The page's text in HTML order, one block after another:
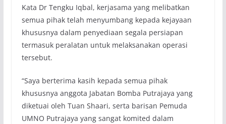
Kata Dr Tengku Iqbal, kerjasama yang melibatkan
semua pihak telah menyumbang kepada kejayaan
khususnya dalam penyediaan segala persiapan
termasuk peralatan untuk melaksanakan operasi
tersebut.
“Saya berterima kasih kepada semua pihak
khususnya anggota Jabatan Bomba Putrajaya yang
diketuai oleh Tuan Shaari, serta barisan Pemuda
UMNO Putrajaya yang sangat komited dalam